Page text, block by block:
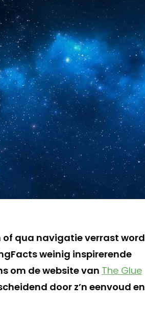
qua navigatie verrast word
weinig inspirerende
om de website van The Glue
door z’n eenvoud en